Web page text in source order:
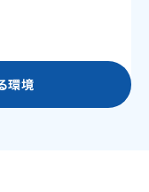
環境